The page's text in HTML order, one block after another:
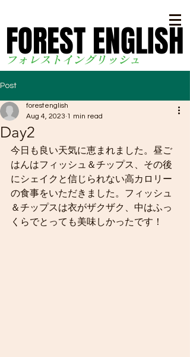
フォレストイングリッシュ
FOREST ENGLISH
FOREST ENGLISH
Post
Day2
forestenglish
Aug 4, 2023 1 min read
今日も良い天気に恵まれました。昼ご
はんはフィッシュ＆チップス、その後
にシェイクと信じられない高カロリー
の食事をいただきました。フィッシュ
＆チップスは衣がザクザク、中はふっ
くらでとっても美味しかったです！